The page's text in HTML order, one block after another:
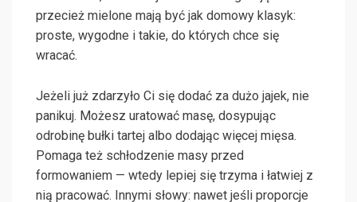
przecież mielone mają być jak domowy klasyk:
proste, wygodne i takie, do których chce się
wracać.
Jeżeli już zdarzyło Ci się dodać za dużo jajek, nie
panikuj. Możesz uratować masę, dosypując
odrobinę bułki tartej albo dodając więcej mięsa.
Pomaga też schłodzenie masy przed
formowaniem — wtedy lepiej się trzyma i łatwiej z
nią pracować. Innymi słowy: nawet jeśli proporcje